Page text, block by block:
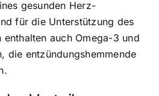
gesunden Herz-
für die Unterstützung des
enthalten auch Omega-3 und
die entzündungshemmende